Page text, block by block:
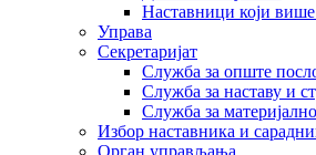
Наставници који
Управа
Секретаријат
Служба за опште
Служба за наставу и
Служба за
Избор наставника и
Oрган управљања